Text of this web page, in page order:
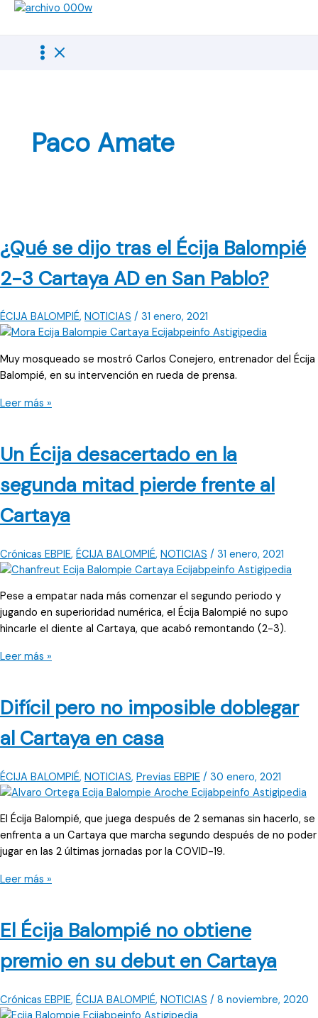
Paco Amate
¿Qué se dijo tras el Écija Balompié
2-3 Cartaya AD en San Pablo?
ÉCIJA BALOMPIÉ, NOTICIAS / 31 enero, 2021
Muy mosqueado se mostró Carlos Conejero, entrenador del Écija
Balompié, en su intervención en rueda de prensa.
¿Qué
tras
el
Écija
2-
Cartaya
AD
San
Pablo?
Leer más »
Un Écija desacertado en la
segunda mitad pierde frente al
Cartaya
Crónicas EBPIE, ÉCIJA BALOMPIÉ, NOTICIAS / 31 enero, 2021
Pese a empatar nada más comenzar el segundo periodo y
jugando en superioridad numérica, el Écija Balompié no supo
hincarle el diente al Cartaya, que acabó remontando (2-3).
Un
en
segunda
pierde
frente
Cartaya
Leer más »
Difícil pero no imposible doblegar
al Cartaya en casa
ÉCIJA BALOMPIÉ, NOTICIAS, Previas EBPIE / 30 enero, 2021
El Écija Balompié, que juega después de 2 semanas sin hacerlo, se
enfrenta a un Cartaya que marcha segundo después de no poder
jugar en las 2 últimas jornadas por la COVID-19.
Difícil
imposible
al
en
casa
Leer más »
El Écija Balompié no obtiene
premio en su debut en Cartaya
Crónicas EBPIE, ÉCIJA BALOMPIÉ, NOTICIAS / 8 noviembre, 2020